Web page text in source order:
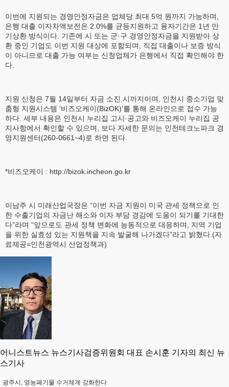
이번에 지원되는 경영안정자금은 업체당 최대 5억 원까지 가능하며,
은행 대출 이자차액보전은 2.0%를 균등지원하고 융자기간은 1년 만
기상환 방식이다. 기존에 시 또는 군·구 경영안정자금을 지원받아 상
환 중인 기업도 이번 지원 대상에 포함되며, 직접 대출이나 보증 방식
이 아니므로 대출 가능 여부는 신청업체가 은행에서 직접 확인해야 한
다.
지원 신청은 7월 14일부터 자금 소진 시까지이며, 인천시 중소기업 맞
춤형 지원시스템 ‘비즈오케이(BizOK)’를 통해 온라인으로 접수 가능
하다. 세부 내용은 인천시 누리집 고시·공고와 비즈오케이 누리집 공
지사항에서 확인할 수 있으며, 보다 자세한 문의는 인천테크노파크 경
영지원센터(260-0661~4)로 하면 된다.
*비즈오케이 : http://bizok.incheon.go.kr
이남주 시 미래산업국장은 “이번 자금 지원이 미국 관세 정책으로 인
한 수출기업의 자금난 해소와 이자 부담 경감에 도움이 되기를 기대한
다”라며 “앞으로도 관세 정책 변화에 능동적으로 대응하며, 지역 기업
을 위한 실효성 있는 지원책을 지속 발굴해 나가겠다”라고 밝혔다.(자
료제공=인천광역시 산업정책과)
어니스트뉴스 뉴스기사검증위원회 대표 손시훈 기자의 최신 뉴
스기사
광주시, 영농폐기물 수거체계 강화한다